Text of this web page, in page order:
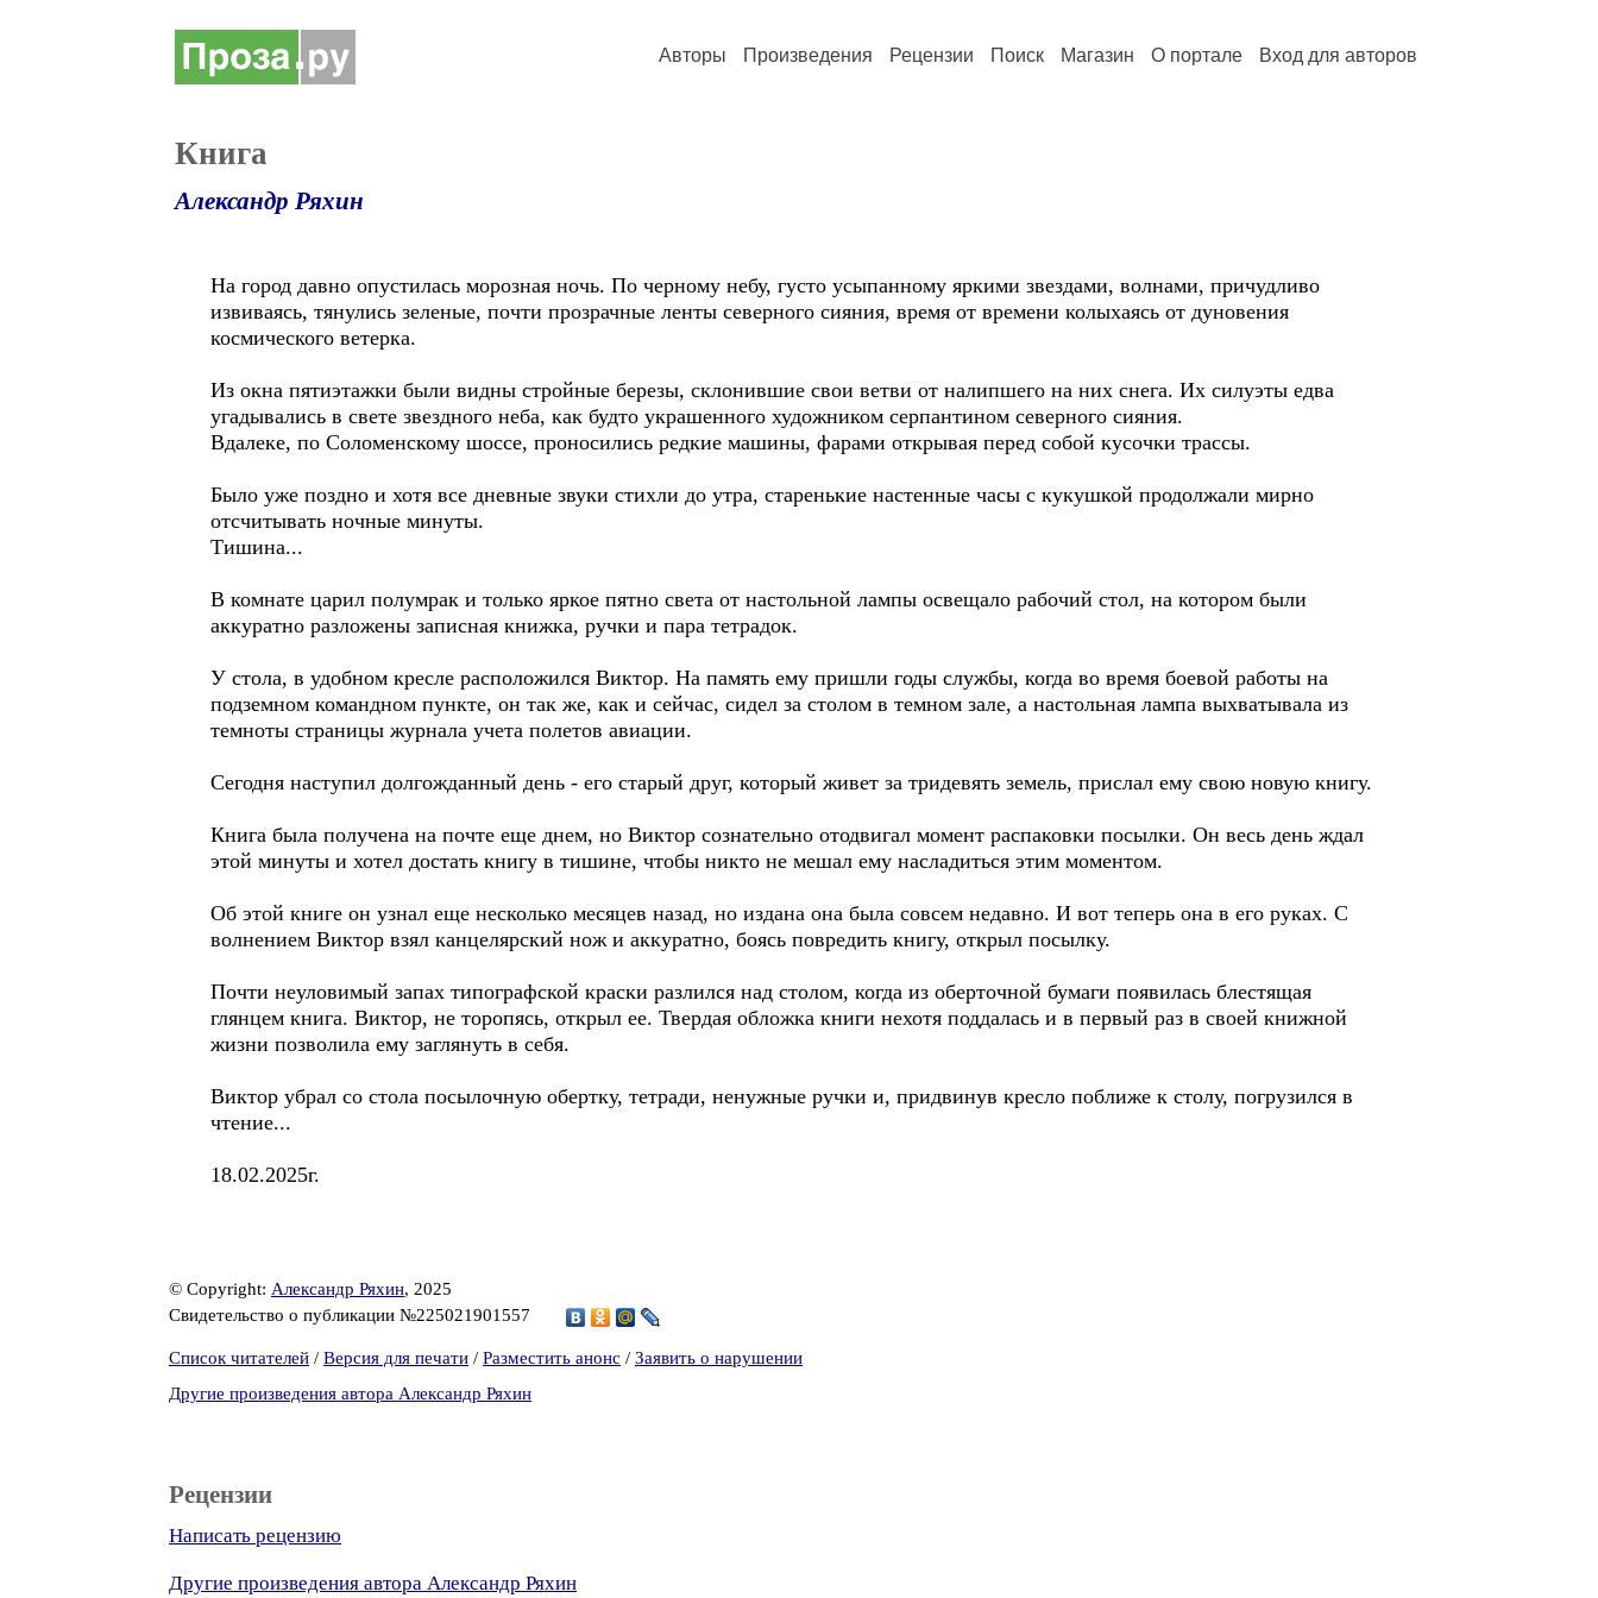
Авторы Произведения Рецензии Поиск Магазин О портале Вход для авторов
Книга
Александр Ряхин
На город давно опустилась морозная ночь. По черному небу, густо усыпанному яркими звездами, волнами, причудливо
извиваясь, тянулись зеленые, почти прозрачные ленты северного сияния, время от времени колыхаясь от дуновения
космического ветерка.
Из окна пятиэтажки были видны стройные березы, склонившие свои ветви от налипшего на них снега. Их силуэты едва
угадывались в свете звездного неба, как будто украшенного художником серпантином северного сияния.
Вдалеке, по Соломенскому шоссе, проносились редкие машины, фарами открывая перед собой кусочки трассы.
Было уже поздно и хотя все дневные звуки стихли до утра, старенькие настенные часы с кукушкой продолжали мирно
отсчитывать ночные минуты.
Тишина...
В комнате царил полумрак и только яркое пятно света от настольной лампы освещало рабочий стол, на котором были
аккуратно разложены записная книжка, ручки и пара тетрадок.
У стола, в удобном кресле расположился Виктор. На память ему пришли годы службы, когда во время боевой работы на
подземном командном пункте, он так же, как и сейчас, сидел за столом в темном зале, а настольная лампа выхватывала из
темноты страницы журнала учета полетов авиации.
Сегодня наступил долгожданный день - его старый друг, который живет за тридевять земель, прислал ему свою новую книгу.
Книга была получена на почте еще днем, но Виктор сознательно отодвигал момент распаковки посылки. Он весь день ждал
этой минуты и хотел достать книгу в тишине, чтобы никто не мешал ему насладиться этим моментом.
Об этой книге он узнал еще несколько месяцев назад, но издана она была совсем недавно. И вот теперь она в его руках. С
волнением Виктор взял канцелярский нож и аккуратно, боясь повредить книгу, открыл посылку.
Почти неуловимый запах типографской краски разлился над столом, когда из оберточной бумаги появилась блестящая
глянцем книга. Виктор, не торопясь, открыл ее. Твердая обложка книги нехотя поддалась и в первый раз в своей книжной
жизни позволила ему заглянуть в себя.
Виктор убрал со стола посылочную обертку, тетради, ненужные ручки и, придвинув кресло поближе к столу, погрузился в
чтение...
18.02.2025г.
© Copyright: Александр Ряхин, 2025
Свидетельство о публикации №225021901557
Список читателей / Версия для печати / Разместить анонс / Заявить о нарушении
Другие произведения автора Александр Ряхин
Рецензии
Написать рецензию
Другие произведения автора Александр Ряхин